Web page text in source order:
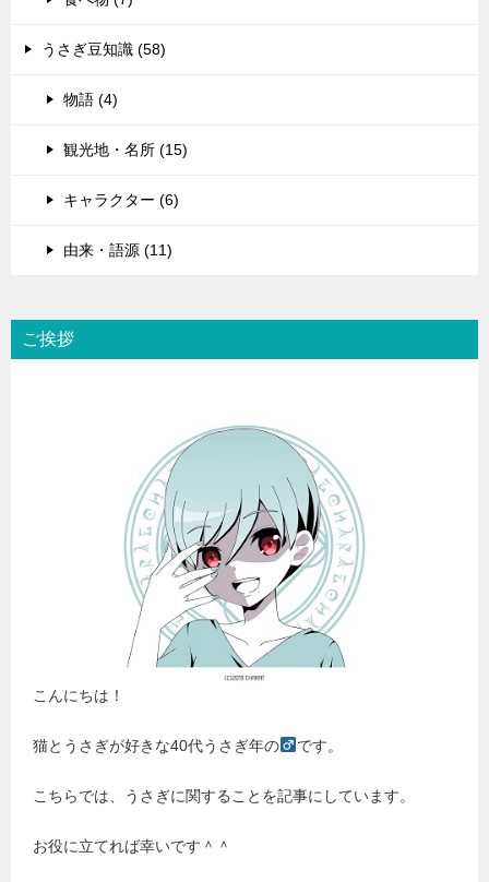
うさぎ豆知識 (58)
物語 (4)
観光地・名所 (15)
キャラクター (6)
由来・語源 (11)
ご挨拶
こんにちは！
猫とうさぎが好きな40代うさぎ年の です。
こちらでは、うさぎに関することを記事にしています。
お役に立てれば幸いです＾＾